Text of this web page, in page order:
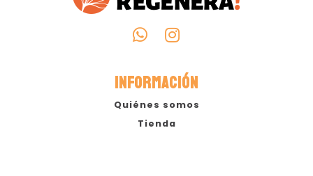
INFORMACIÓN
Quiénes somos
Tienda